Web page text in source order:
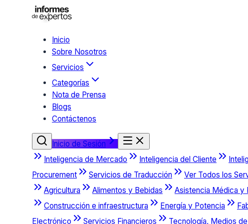
Inicio
Sobre Nosotros
Servicios
Categorías
Nota de Prensa
Blogs
Contáctenos
Inicio de Sesión
Inteligencia de Mercado
Inteligencia del Cliente
Procurement
Servicios de Traducción
Ver Todos los
Agricultura
Alimentos y Bebidas Asistencia Médica y
Construcción e infraestructura
Energía y Potencia
Electrónico
Servicios Financieros Tecnología, Medios